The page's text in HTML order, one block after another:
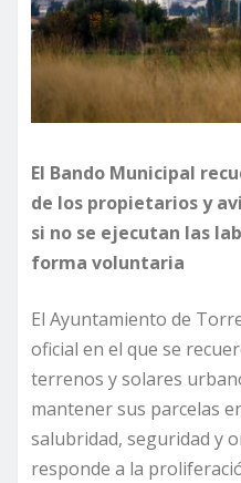
El Bando Municipal
de los propietarios y
si no se ejecutan las
forma voluntaria
El Ayuntamiento de
oficial en el que se
terrenos y solares
mantener sus parcelas
salubridad, seguridad y
responde a la